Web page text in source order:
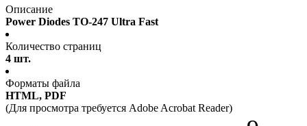
Описание
Power Diodes TO-247 Ultra Fast
Количество страниц
4 шт.
Форматы файла
HTML, PDF
(Для просмотра требуется Adobe Acrobat Reader)